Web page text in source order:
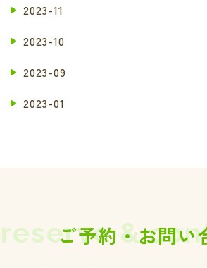
2023-11
2023-10
2023-09
2023-01
reserve &
ご予約・お問い